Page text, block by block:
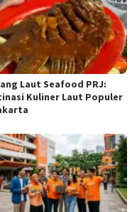
Laut Seafood PRJ:
Kuliner Laut Populer